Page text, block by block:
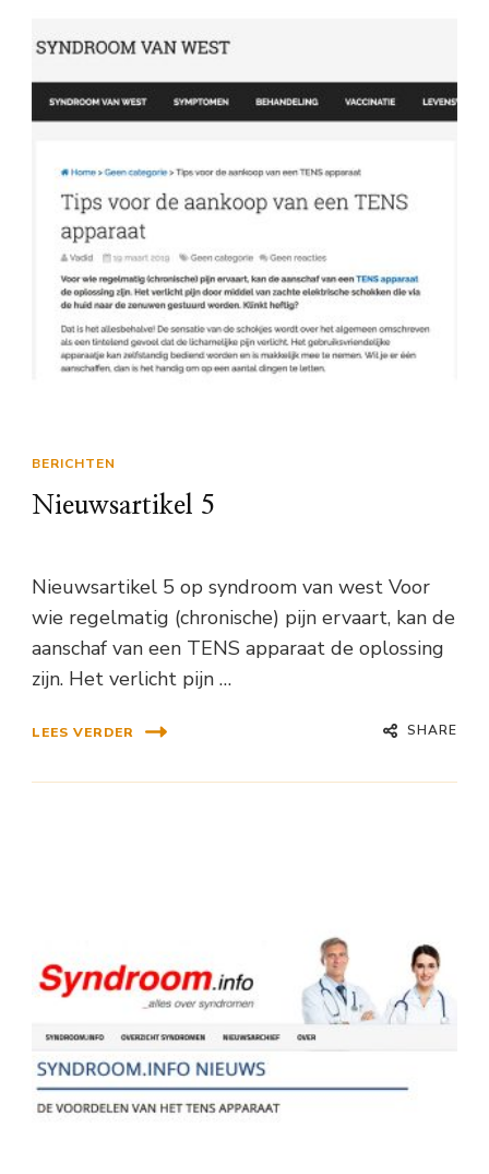
BERICHTEN
Nieuwsartikel 5
Nieuwsartikel 5 op syndroom van west Voor
wie regelmatig (chronische) pijn ervaart, kan de
aanschaf van een TENS apparaat de oplossing
zijn. Het verlicht pijn …
LEES VERDER SHARE